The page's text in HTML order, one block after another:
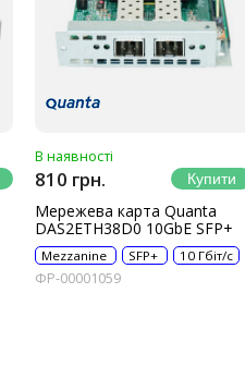
В наявності
810 грн.
Мережева карта Quanta
DAS2ETH38D0 10GbE SFP+
Mezzanine SFP+ 10 Гбіт/с
ФР-00001059